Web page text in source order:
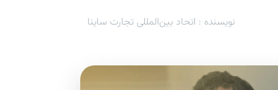
نویسنده : اتحاد بین‌المللی تجارت ساینا